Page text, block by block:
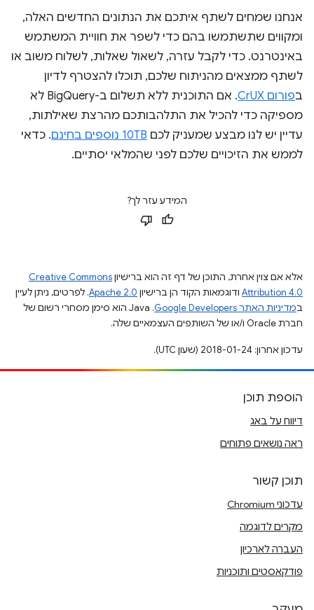
אנחנו שמחים לשתף איתכם את הנתונים החדשים האלה,
ומקווים שתשתמשו בהם כדי לשפר את חוויית המשתמש
באינטרנט. כדי לקבל עזרה, לשאול שאלות, לשלוח משוב או
לשתף ממצאים מהניתוח שלכם, תוכלו להצטרף לדיון
בפורום CrUX
. אם התוכנית ללא תשלום ב-BigQuery לא
מספיקה כדי להכיל את התלהבותכם מהרצת שאילתות,
עדיין יש לנו מבצע שמעניק לכם 10TB נוספים בחינם
. כדאי
לממש את הזיכויים שלכם לפני שהמלאי יסתיים.
המידע עזר לך?
אלא אם צוין אחרת, התוכן של דף זה הוא ברישיוןCreative Commons
Attribution 4.0 ודוגמאות הקוד הן ברישיון Apache 2.0. לפרטים, ניתן לעיין
במדיניות האתר Google Developers‏
.‏ Java הוא סימן מסחרי רשום של
חברת Oracle ו/או של השותפים העצמאיים שלה.
עדכון אחרון: 2018-01-24 (שעון UTC).
הוספת תוכן
דיווח על באג
ראה נושאים פתוחים
תוכן קשור
עדכוני Chromium
מקרים לדוגמה
העברה לארכיון
פודקאסטים ותוכניות